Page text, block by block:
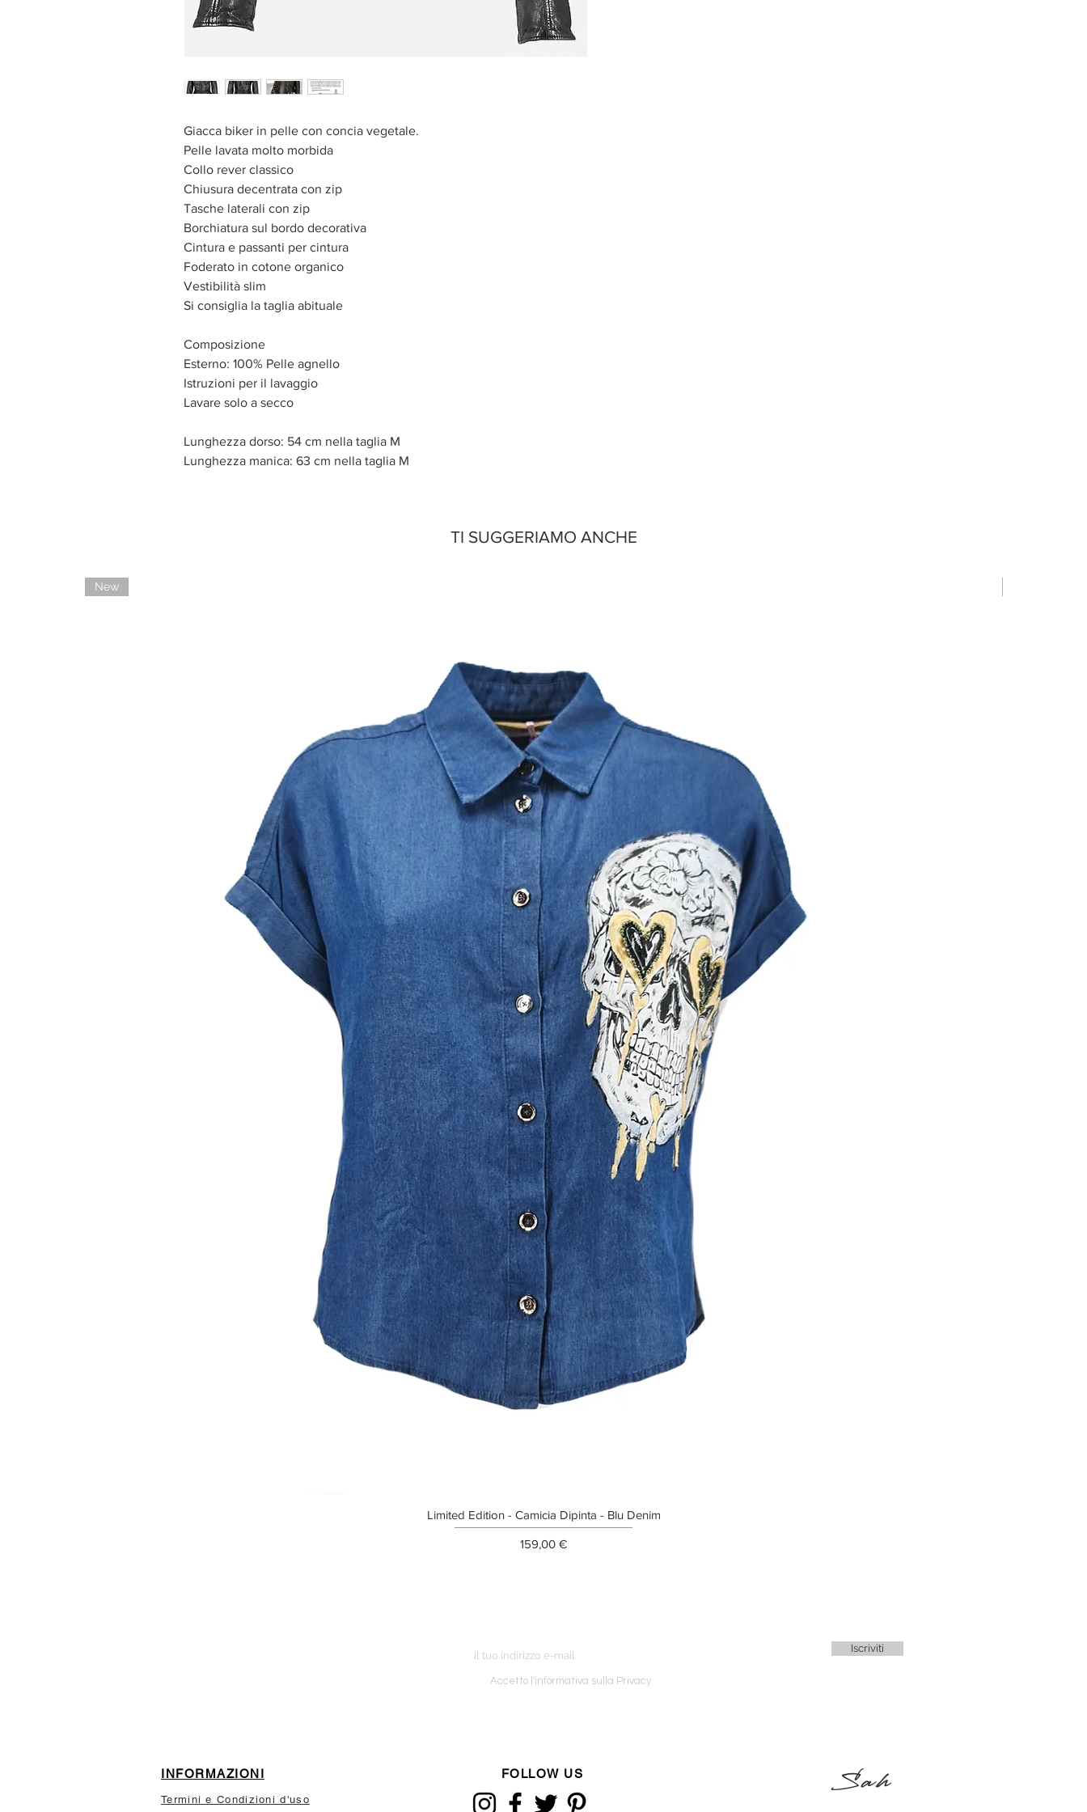
Giacca biker in pelle con concia vegetale.
Pelle lavata molto morbida
Collo rever classico
Chiusura decentrata con zip
Tasche laterali con zip
Borchiatura sul bordo decorativa
Cintura e passanti per cintura
Foderato in cotone organico
Vestibilità slim
Si consiglia la taglia abituale
Composizione
Esterno: 100% Pelle agnello
Istruzioni per il lavaggio
Lavare solo a secco
Lunghezza dorso: 54 cm nella taglia M
Lunghezza manica: 63 cm nella taglia M
TI SUGGERIAMO ANCHE
New
Limited Edition - Camicia Dipinta - Blu Denim
Prezzo
159,00 €
Iscriviti
Accetto l'informativa sulla Privacy
INFORMAZIONI
Termini e Condizioni d'uso
FOLLOW US Sah